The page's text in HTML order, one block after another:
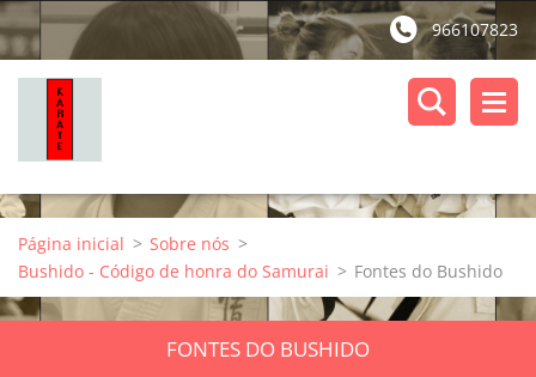
966107823
Página inicial > Sobre nós >
Bushido - Código de honra do Samurai > Fontes do Bushido
FONTES DO BUSHIDO